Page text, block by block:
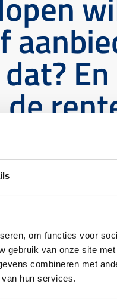
om functies voor
gebruik van onze site
combineren met
hun services.